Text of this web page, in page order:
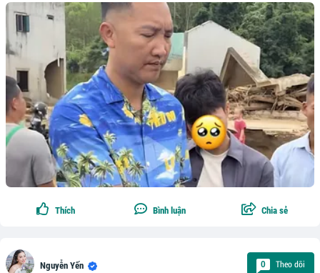
Thích Bình luận Chia sẻ
Nguyễn Yến 0 Theo dõi